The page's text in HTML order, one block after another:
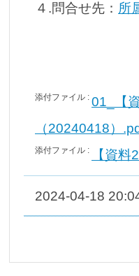
４.問合せ先： 所
添付ファイル : 01_【
（20240418）
添付ファイル : 【資
2024-04-18